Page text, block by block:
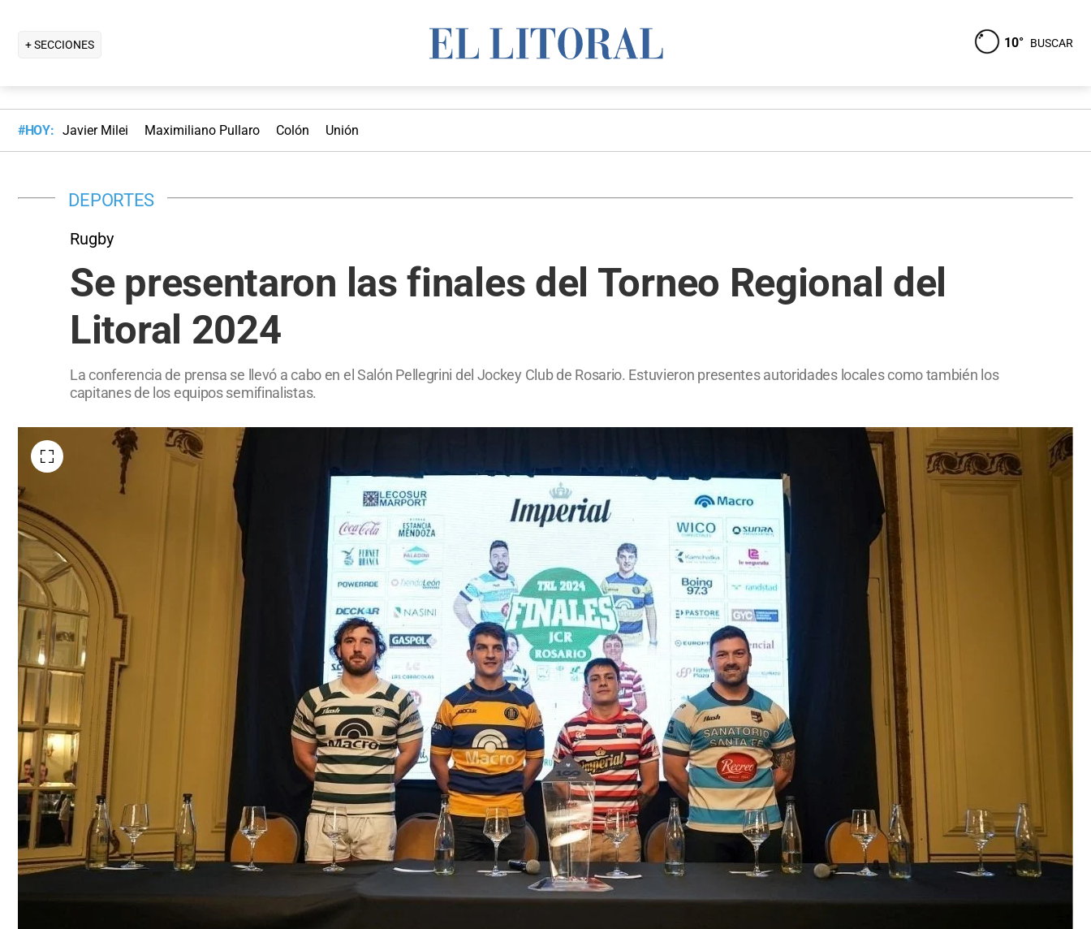
+ SECCIONES 10° BUSCAR
#HOY: Javier Milei Maximiliano Pullaro Colón Unión
DEPORTES
Rugby
Se presentaron las finales del Torneo Regional del
Litoral 2024
La conferencia de prensa se llevó a cabo en el Salón Pellegrini del Jockey Club de Rosario. Estuvieron presentes autoridades locales como también los
capitanes de los equipos semifinalistas.